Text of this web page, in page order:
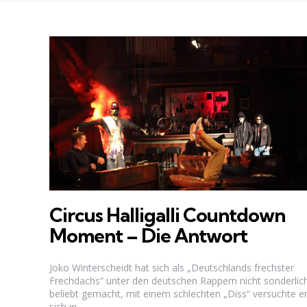
Circus Halligalli Countdown
Moment – Die Antwort
Joko Winterscheidt hat sich als „Deutschlands frechster
Frechdachs“ unter den deutschen Rappern nicht
beliebt gemacht, mit einem schlechten „Diss“ versuchte er